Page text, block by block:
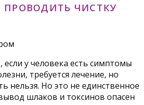
ПРОВОДИТЬ ЧИСТКУ
если у человека есть симптомы
требуется лечение, но
нельзя. Но это не единственное
шлаков и токсинов опасен